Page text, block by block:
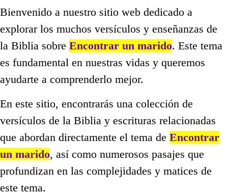
Bienvenido a nuestro sitio web dedicado a
explorar los muchos versículos y enseñanzas de
la Biblia sobre Encontrar un marido. Este tema
es fundamental en nuestras vidas y queremos
ayudarte a comprenderlo mejor.
En este sitio, encontrarás una colección de
versículos de la Biblia y escrituras relacionadas
que abordan directamente el tema de Encontrar
un marido, así como numerosos pasajes que
profundizan en las complejidades y matices de
este tema.